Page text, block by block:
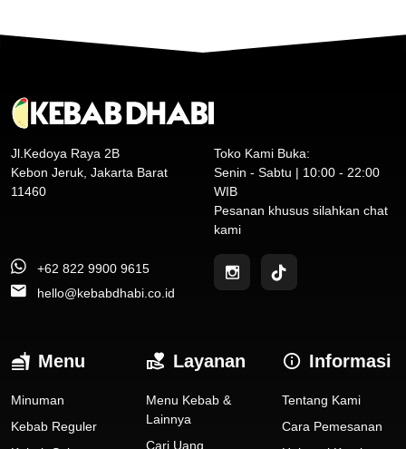
Jl.Kedoya Raya 2B
Kebon Jeruk, Jakarta Barat
11460
Toko Kami Buka:
Senin - Sabtu | 10:00 - 22:00
WIB
Pesanan khusus silahkan chat
kami
+62 822 9900 9615
hello@kebabdhabi.co.id
Menu
Minuman
Kebab Reguler
Layanan
Menu Kebab &
Lainnya
Cari Uang
Informasi
Tentang Kami
Cara Pemesanan